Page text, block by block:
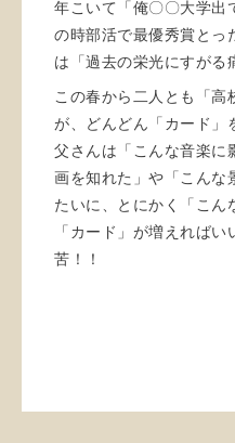
年こいて「俺〇〇大学出
の時部活で最優秀賞とっ
は「過去の栄光にすがる
この春から二人とも「高
が、どんどん「カード」
父さんは「こんな音楽に
画を知れた」や「こんな
たいに、とにかく「こん
「カード」が増えれば
苦！！